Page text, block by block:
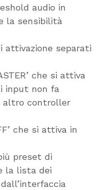
audio in
la sensibilità
attivazione separati
che si attiva
input non fa
altro controller
che si attiva in
preset di
la lista dei